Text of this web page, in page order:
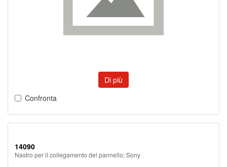
Di più
Confronta
14090
Nastro per il collegamento del pannello; Sony